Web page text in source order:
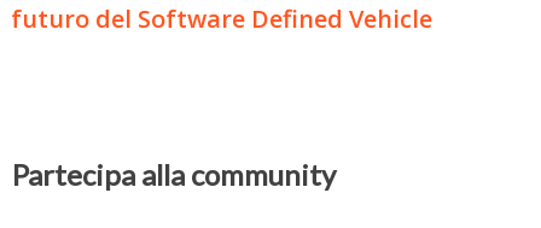
futuro del Software Defined Vehicle
Partecipa alla community